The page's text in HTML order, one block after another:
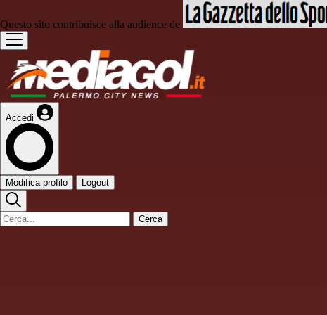
Questo sito contribuisce alla audience de
Accedi
Modifica profilo Logout
Cerca